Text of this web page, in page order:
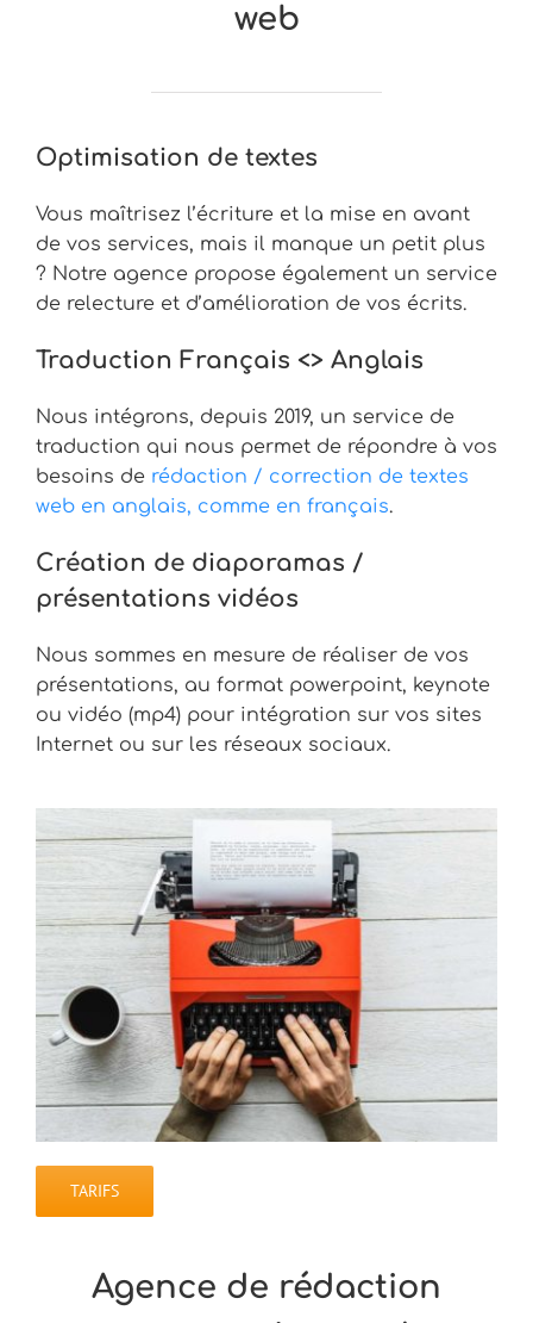
web
Optimisation de textes
Vous maîtrisez l’écriture et la mise en avant
de vos services, mais il manque un petit plus
? Notre agence propose également un service
de relecture et d’amélioration de vos écrits.
Traduction Français <> Anglais
Nous intégrons, depuis 2019, un service de
traduction qui nous permet de répondre à vos
besoins de rédaction / correction de textes
web en anglais, comme en français.
Création de diaporamas /
présentations vidéos
Nous sommes en mesure de réaliser de vos
présentations, au format powerpoint, keynote
ou vidéo (mp4) pour intégration sur vos sites
Internet ou sur les réseaux sociaux.
TARIFS
Agence de rédaction